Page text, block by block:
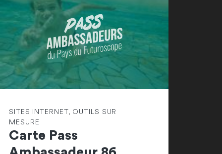
SITES INTERNET, OUTILS SUR
MESURE
Carte Pass